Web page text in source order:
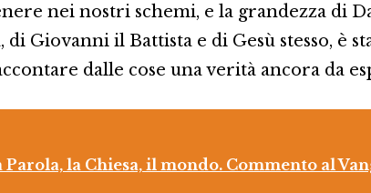
nei nostri schemi, e la grandezza di
di Giovanni il Battista e di Gesù stesso, è
dalle cose una verità ancora da
Parola, la Chiesa, il mondo. Commento al